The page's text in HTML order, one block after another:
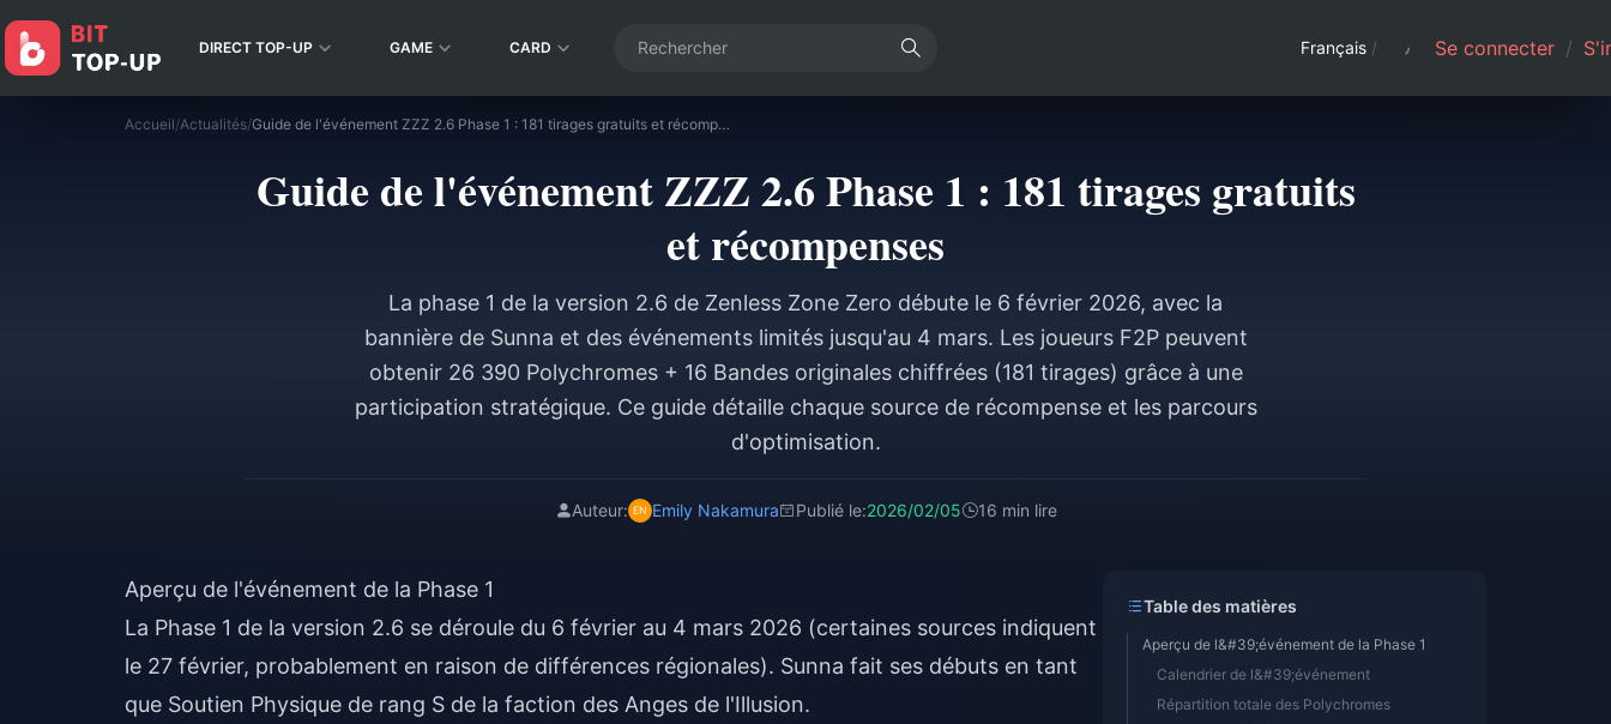
DIRECT TOP-UP GAME CARD Français / Se connecter /
Accueil/Actualités/ Guide de l'événement ZZZ 2.6 Phase 1 : 181 tirages gratuits et récompenses
Guide de l'événement ZZZ 2.6 Phase 1 : 181 tirages gratuits
et récompenses
La phase 1 de la version 2.6 de Zenless Zone Zero débute le 6 février 2026, avec la
bannière de Sunna et des événements limités jusqu'au 4 mars. Les joueurs F2P peuvent
obtenir 26 390 Polychromes + 16 Bandes originales chiffrées (181 tirages) grâce à une
participation stratégique. Ce guide détaille chaque source de récompense et les parcours
d'optimisation.
Auteur: Emily Nakamura Publié le:2026/02/05 16 min lire
Aperçu de l'événement de la Phase 1
La Phase 1 de la version 2.6 se déroule du 6 février au 4 mars 2026 (certaines sources indiquent
le 27 février, probablement en raison de différences régionales). Sunna fait ses débuts en tant
que Soutien Physique de rang S de la faction des Anges de l'Illusion.
Table des matières
Aperçu de l&#39;événement de la Phase 1
Calendrier de l&#39;événement
Répartition totale des Polychromes